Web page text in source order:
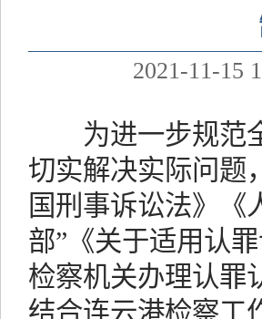
2021-11-15
为进一步规范全
切实解决实际问题
国刑事诉讼法》《
部”《关于适用认
检察机关办理认罪
结合连云港检察工